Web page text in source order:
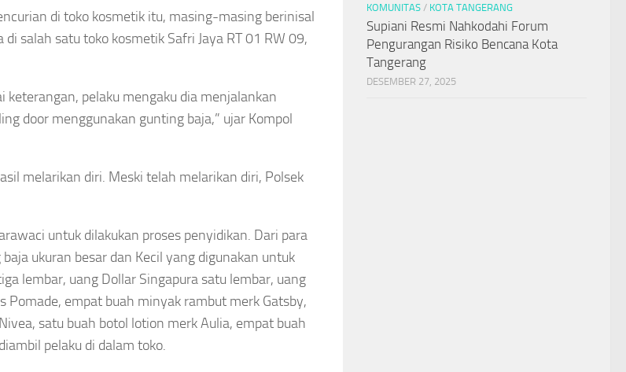
di toko kosmetik itu, masing-masing berinisal
salah satu toko kosmetik Safri Jaya RT 01 RW 09,
pelaku mengaku dia menjalankan
door menggunakan gunting baja,” ujar Kompol
melarikan diri. Meski telah melarikan diri, Polsek
untuk dilakukan proses penyidikan. Dari para
ukuran besar dan Kecil yang digunakan untuk
lembar, uang Dollar Singapura satu lembar, uang
empat buah minyak rambut merk Gatsby,
satu buah botol lotion merk Aulia, empat buah
pelaku di dalam toko.
KOMUNITAS / KOTA TANGERANG
Supiani Resmi Nahkodahi Forum
Pengurangan Risiko Bencana Kota
Tangerang
DESEMBER 27, 2025